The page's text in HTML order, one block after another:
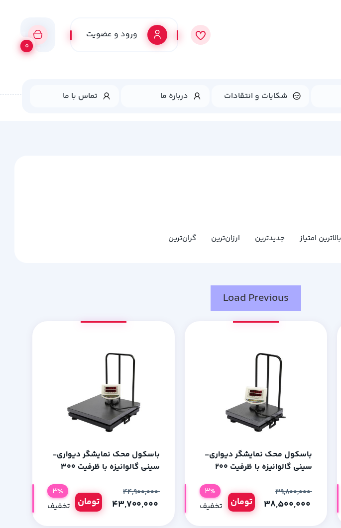
ورود و عضویت
0
شکایات و انتقادات درباره ما تماس با ما
بالاترین امتیاز جدیدترین ارزان‌ترین گران‌ترین
Load Previous
باسکول محک نمایشگر دیواری-
سینی گالوانیزه با ظرفیت 200
۳۹,۸۰۰,۰۰۰
تومان
3%
تخفیف
باسکول محک نمایشگر دیواری-
سینی گالوانیزه با ظرفیت 300
۴۴,۹۰۰,۰۰۰
تومان
3%
تخفیف